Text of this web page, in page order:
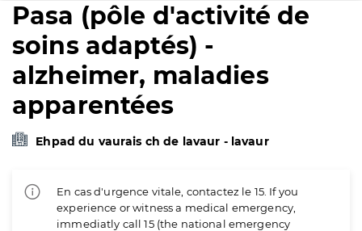
Pasa (pôle d'activité de
soins adaptés) -
alzheimer, maladies
apparentées
Ehpad du vaurais ch de lavaur - lavaur
En cas d'urgence vitale, contactez le 15. If you
experience or witness a medical emergency,
immediatly call 15 (the national emergency